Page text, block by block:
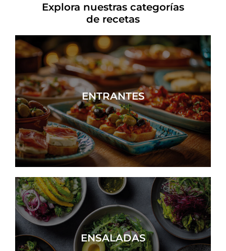
Explora nuestras categorías
de recetas
ENTRANTES
ENSALADAS